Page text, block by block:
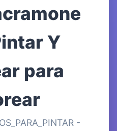
Y
para
-